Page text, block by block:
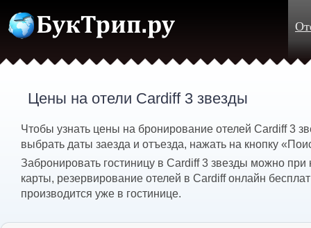
Цены на отели Cardiff 3 звезды
Чтобы узнать цены на бронирование отелей Cardiff 3
выбрать даты заезда и отъезда, нажать на кнопку
Забронировать гостиницу в Cardiff 3 звезды можно при
карты, резервирование отелей в Cardiff онлайн
производится уже в гостинице.